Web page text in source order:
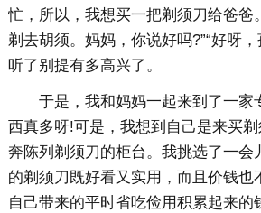
忙，所以，我想买一把剃须刀给爸爸
剃去胡须。妈妈，你说好吗?”“好呀
听了别提有多高兴了。
于是，我和妈妈一起来到了一家
西真多呀!可是，我想到自己是来买
奔陈列剃须刀的柜台。我挑选了一会
的剃须刀既好看又实用，而且价钱也
自己带来的平时省吃俭用积累起来的